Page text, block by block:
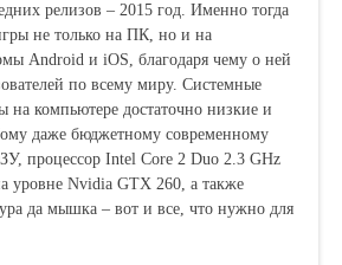
релизов – 2015 год. Именно тогда
не только на ПК, но и на
Android и iOS, благодаря чему о ней
по всему миру. Системные
на компьютере достаточно низкие и
даже бюджетному современному
процессор Intel Core 2 Duo 2.3 GHz
уровне Nvidia GTX 260, а также
да мышка – вот и все, что нужно для